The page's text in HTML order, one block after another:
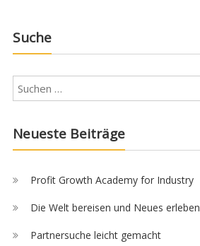
Suche
Neueste Beiträge
Profit Growth Academy for Industry
Die Welt bereisen und Neues erleben
Partnersuche leicht gemacht